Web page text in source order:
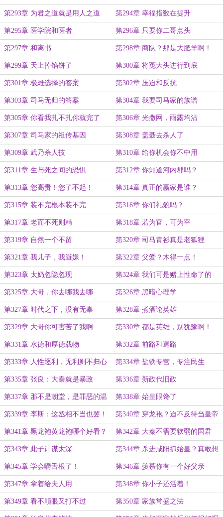
第293章 为君之道就是用人之道 第294章 幸福指数在提升
第295章 医学院和医者 第296章 只要你二哥点头
第297章 和离书 第298章 商队？那是大肥羊啊！
第299章 天上掉馅饼了 第300章 将冤大头进行到底
第301章 极难选择的答案 第302章 压迫和反抗
第303章 司马无归的答案 第304章 我要司马家的族谱
第305章 你看我扎不扎你就完了 第306章 光撒网，雨露均沾
第307章 司马家的祖传基因 第308章 盖聂去杀人了
第309章 武乃杀人技 第310章 给你机会你不中用
第311章 生与死之间的恐惧 第312章 你知道河内郡吗？
第313章 您高贵！您了不起！ 第314章 真正的赢家是谁？
第315章 装不完根本装不完 第316章 你们礼貌吗？
第317章 老而不死则精 第318章 若为官，可为宰
第319章 自然一个不留 第320章 司马青衫真是老狐狸
第321章 我儿子，我避嫌！ 第322章 父爱？木得一点！
第323章 太奶忽隐忽现 第324章 我们可是赌上性命了的
第325章 大哥，你去哪我去哪 第326章 黑暗心理学
第327章 时代之下，没有无辜 第328章 煮酒论英雄
第329章 大哥你可害苦了我啊 第330章 都是英雄，别犹豫啊！
第331章 水德和厚德载物 第332章 前路和退路
第333章 人性逐利，无利则不归心 第334章 盐铁专营，专注民生
第335章 张良：大秦就是暴政 第336章 新政代旧政
第337章 那不是朝堂，是罪恶的温
床
第338章 始皇眼馋了
第339章 李斯：这丞相不当也罢！ 第340章 穿龙袍？迫不及待当皇帝
了吗！
第341章 黑龙袍黄龙袍哪个好看？ 第342章 大秦不需要软弱的国君
第343章 此子计谋太深 第344章 杀进咸阳抓始皇？真敢想
啊！
第345章 学会嚼舌根了！ 第346章 羡慕你有一个好父亲
第347章 拿着给夫人用 第348章 你小子还活着！
第349章 看不顺眼又打不过 第350章 家族常盛之法